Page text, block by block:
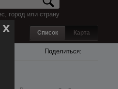
город или страну
Список Карта
x
Поделиться: